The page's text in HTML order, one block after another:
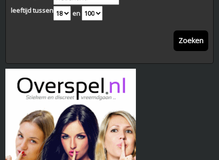
leeftijd tussen
en
Zoeken